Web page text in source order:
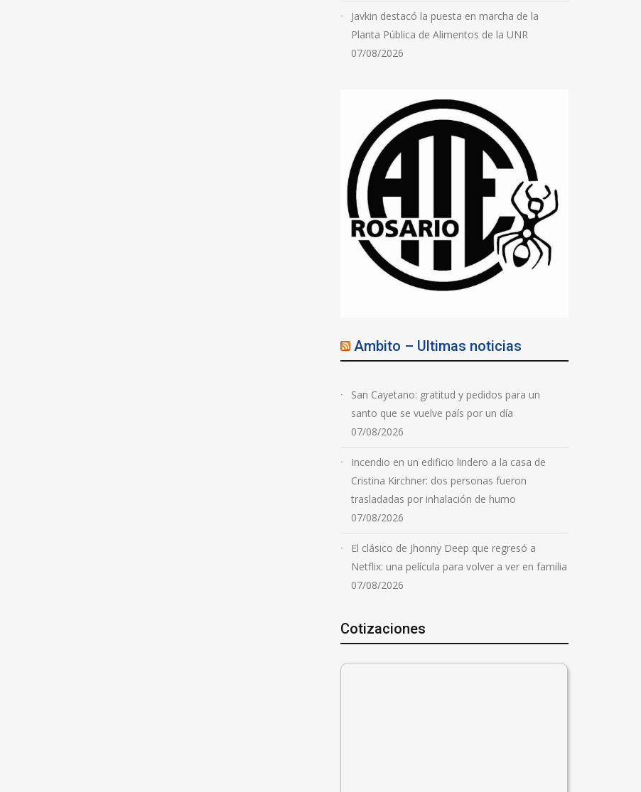
Javkin destacó la puesta en marcha de la
Planta Pública de Alimentos de la UNR
07/08/2026
Ambito – Ultimas noticias
San Cayetano: gratitud y pedidos para un
santo que se vuelve país por un día
07/08/2026
Incendio en un edificio lindero a la casa de
Cristina Kirchner: dos personas fueron
trasladadas por inhalación de humo
07/08/2026
El clásico de Jhonny Deep que regresó a
Netflix: una película para volver a ver en familia
07/08/2026
Cotizaciones